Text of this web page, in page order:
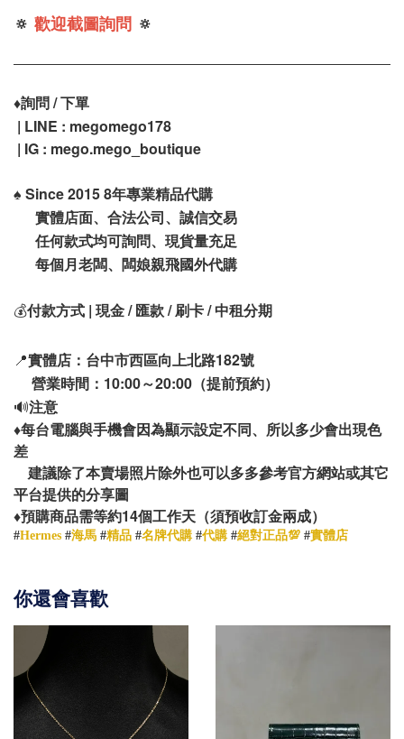
🔅 歡迎截圖詢問 🔅
♦️詢問 / 下單
| LINE : megomego178
| IG : mego.mego_boutique
♠️ Since 2015 8年專業精品代購
實體店面、合法公司、誠信交易
任何款式均可詢問、現貨量充足
每個月老闆、闆娘親飛國外代購
💰付款方式 | 現金 / 匯款 / 刷卡 / 中租分期
📍實體店：台中市西區向上北路182號
營業時間：10:00～20:00（提前預約）
🔊注意
♦️每台電腦與手機會因為顯示設定不同、所以多少會出現色
差
建議除了本賣場照片除外也可以多多參考官方網站或其它
平台提供的分享圖
♦️預購商品需等約14個工作天（須預收訂金兩成）
#Hermes #海馬 #精品 #名牌代購 #代購 #絕對正品💯 #實體店
你還會喜歡